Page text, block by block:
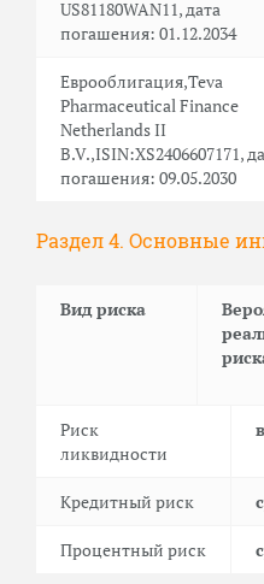
US81180WAN11, дата
погашения: 01.12.2034
Еврооблигация,Teva
Pharmaceutical Finance
Netherlands II
B.V.,ISIN:XS2406607171,
погашения: 09.05.2030
Раздел 4. Основные
Вид риска
Риск
ликвидности
Кредитный риск
Процентный риск